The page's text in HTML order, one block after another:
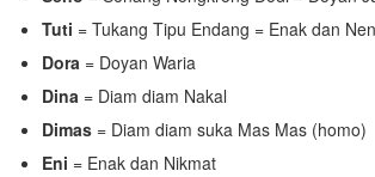
Tuti = Tukang Tipu Endang = Enak dan
Dora = Doyan Waria
Dina = Diam diam Nakal
Dimas = Diam diam suka Mas Mas (homo)
Eni = Enak dan Nikmat